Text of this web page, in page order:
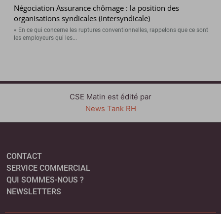
Négociation Assurance chômage : la position des
organisations syndicales (Intersyndicale)
« En ce qui concerne les ruptures conventionnelles, rappelons que ce sont
les employeurs qui les...
CSE Matin est édité par
News Tank RH
CONTACT
SERVICE COMMERCIAL
QUI SOMMES-NOUS ?
NEWSLETTERS